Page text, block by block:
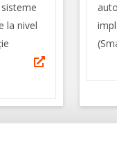
la nivel